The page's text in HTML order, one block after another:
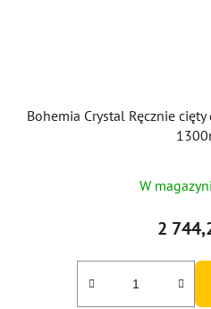
Bohemia Crystal Ręcznie
W
2